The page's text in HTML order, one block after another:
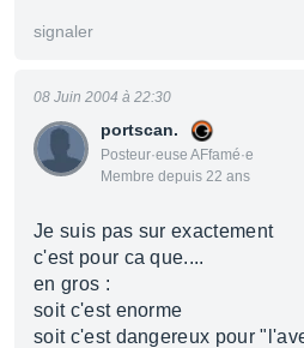
signaler
portscan.
Posteur·euse AFfamé·e
Membre depuis 22 ans
08 Juin 2004 à 22:30
Je suis pas sur exactement
c'est pour ca que....
en gros :
soit c'est enorme
soit c'est dangereux pour